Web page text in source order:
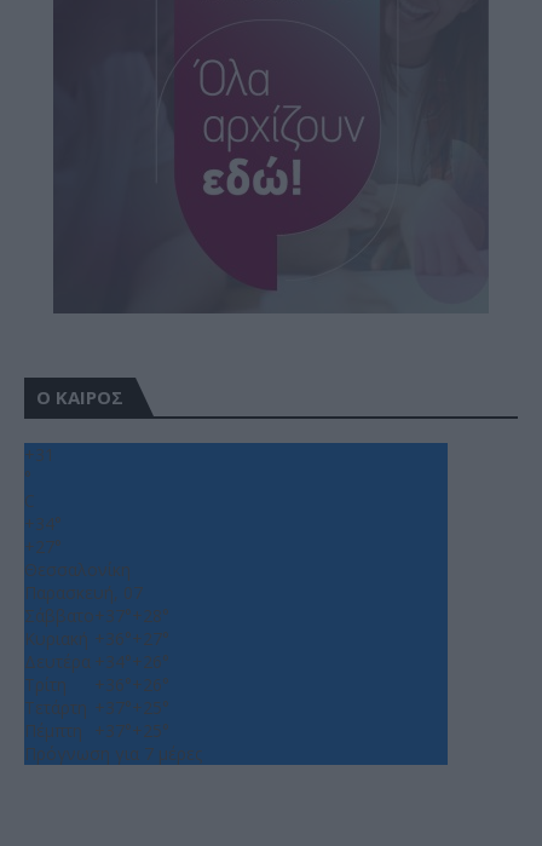
Ο ΚΑΙΡΟΣ
+31
°
C
+34°
+27°
Θεσσαλονίκη
Παρασκευή, 07
Σάββατο+37°+28°
Κυριακή +36°+27°
Δευτέρα +34°+26°
Τρίτη
+36°+26°
Τετάρτη +37°+25°
Πέμπτη
+37°+25°
Πρόγνωση για 7 μέρες